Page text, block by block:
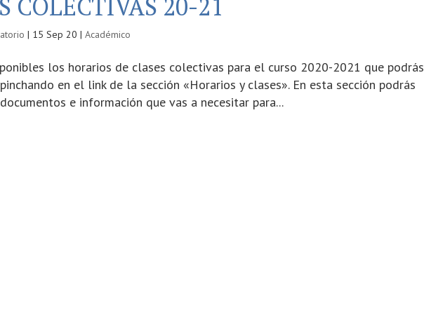
COLECTIVAS 20-21
| 15 Sep 20 |Académico
los horarios de clases colectivas para el curso 2020-2021 que podrás
en el link de la sección «Horarios y clases». En esta sección podrás
e información que vas a necesitar para...